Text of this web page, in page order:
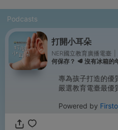
Podcasts
打開小耳朵
NER國立教育廣播電臺
何保存？ 🥩 沒有冰箱的
專為孩子打造的優
嚴選教育電臺最優
Powered by